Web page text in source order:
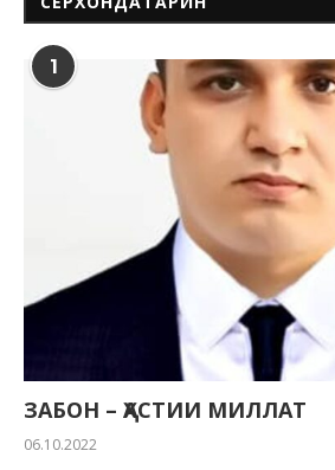
1
ЗАБОН – ҲАСТИИ МИЛЛАТ
06.10.2022